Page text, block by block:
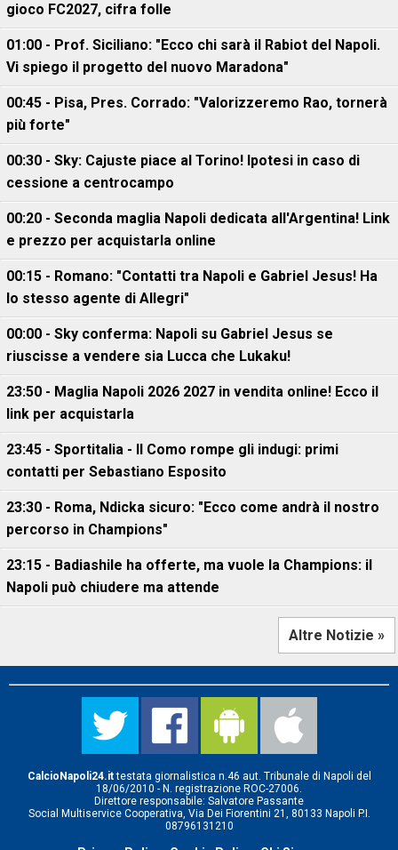
gioco FC2027, cifra folle
01:00 - Prof. Siciliano: "Ecco chi sarà il Rabiot del Napoli.
Vi spiego il progetto del nuovo Maradona"
00:45 - Pisa, Pres. Corrado: "Valorizzeremo Rao, tornerà
più forte"
00:30 - Sky: Cajuste piace al Torino! Ipotesi in caso di
cessione a centrocampo
00:20 - Seconda maglia Napoli dedicata all'Argentina! Link
e prezzo per acquistarla online
00:15 - Romano: "Contatti tra Napoli e Gabriel Jesus! Ha
lo stesso agente di Allegri"
00:00 - Sky conferma: Napoli su Gabriel Jesus se
riuscisse a vendere sia Lucca che Lukaku!
23:50 - Maglia Napoli 2026 2027 in vendita online! Ecco il
link per acquistarla
23:45 - Sportitalia - Il Como rompe gli indugi: primi
contatti per Sebastiano Esposito
23:30 - Roma, Ndicka sicuro: "Ecco come andrà il nostro
percorso in Champions"
23:15 - Badiashile ha offerte, ma vuole la Champions: il
Napoli può chiudere ma attende
Altre Notizie »
CalcioNapoli24.ittestata giornalistica n.46 aut. Tribunale di Napoli del
18/06/2010 - N. registrazione ROC-27006.
Direttore responsabile: Salvatore Passante
Social Multiservice Cooperativa, Via Dei Fiorentini 21, 80133 Napoli P.I.
08796131210